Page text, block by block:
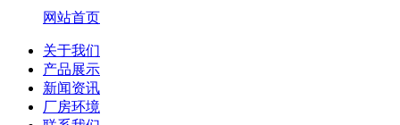
网站首页
关于我们
产品展示
新闻资讯
厂房环境